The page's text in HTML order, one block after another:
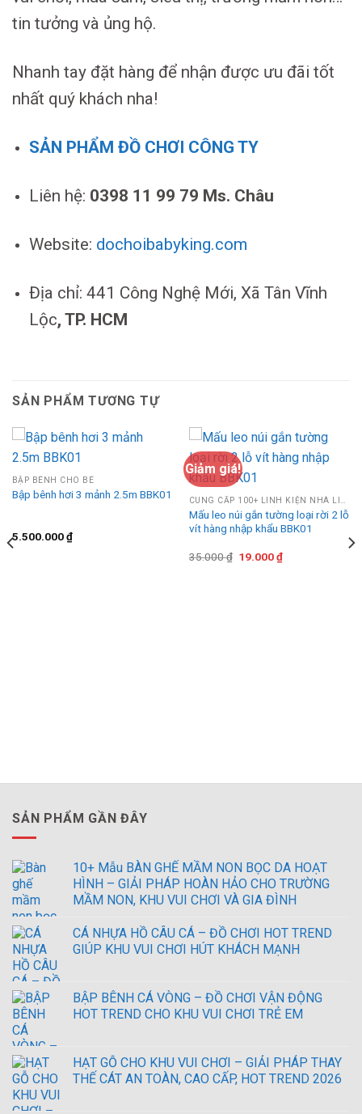
tin tưởng và ủng hộ.
Nhanh tay đặt hàng để nhận được ưu đãi tốt
nhất quý khách nha!
SẢN PHẨM ĐỒ CHƠI CÔNG TY
Liên hệ: 0398 11 99 79 Ms. Châu
Website: dochoibabyking.com
Địa chỉ: 441 Công Nghệ Mới, Xã Tân Vĩnh
Lộc, TP. HCM
SẢN PHẨM TƯƠNG TỰ
BẬP BÊNH CHO BÉ
Bập bênh hơi 3 mảnh 2.5m BBK01
5.500.000₫
Giảm giá!
Mấu leo núi gắn tường loại rời 2 lỗ
vít hàng nhập khẩu BBK01
35.000₫ Giá
19.000₫Giá
hiện
SẢN PHẨM GẦN ĐÂY
10+ Mẫu BÀN GHẾ MẦM NON BỌC DA HOẠT
HÌNH – GIẢI PHÁP HOÀN HẢO CHO TRƯỜNG
MẦM NON, KHU VUI CHƠI VÀ GIA ĐÌNH
CÁ NHỰA HỒ CÂU CÁ – ĐỒ CHƠI HOT TREND
GIÚP KHU VUI CHƠI HÚT KHÁCH MẠNH
BẬP BÊNH CÁ VÒNG – ĐỒ CHƠI VẬN ĐỘNG
HOT TREND CHO KHU VUI CHƠI TRẺ EM
HẠT GỖ CHO KHU VUI CHƠI – GIẢI PHÁP THAY
THẾ CÁT AN TOÀN, CAO CẤP, HOT TREND 2026